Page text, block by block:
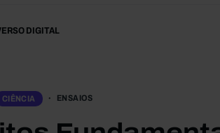
DIGITAL
CIÊNCIA ENSAIOS